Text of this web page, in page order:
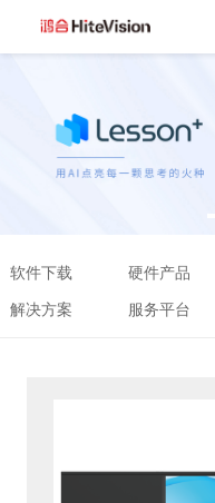
产品方案
关于鸿合
企业动态
联系我们
监督举报
鸿合海外
软件下载 硬件产品
解决方案 服务平台